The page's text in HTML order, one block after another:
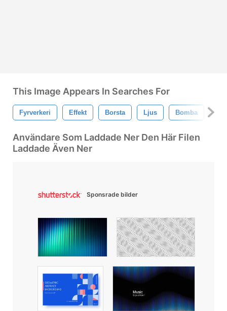
This Image Appears In Searches For
Fyrverkeri Effekt Borsta Ljus Bomba
Användare Som Laddade Ner Den Här Filen
Laddade Även Ner
Sponsrade bilder